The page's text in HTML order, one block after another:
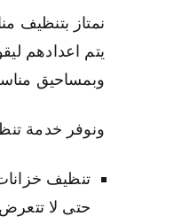
نمتاز بتنظيف
يتم اعدادهم
وبمساحيق
ونوفر خدمة
تنظيف
حتى لا